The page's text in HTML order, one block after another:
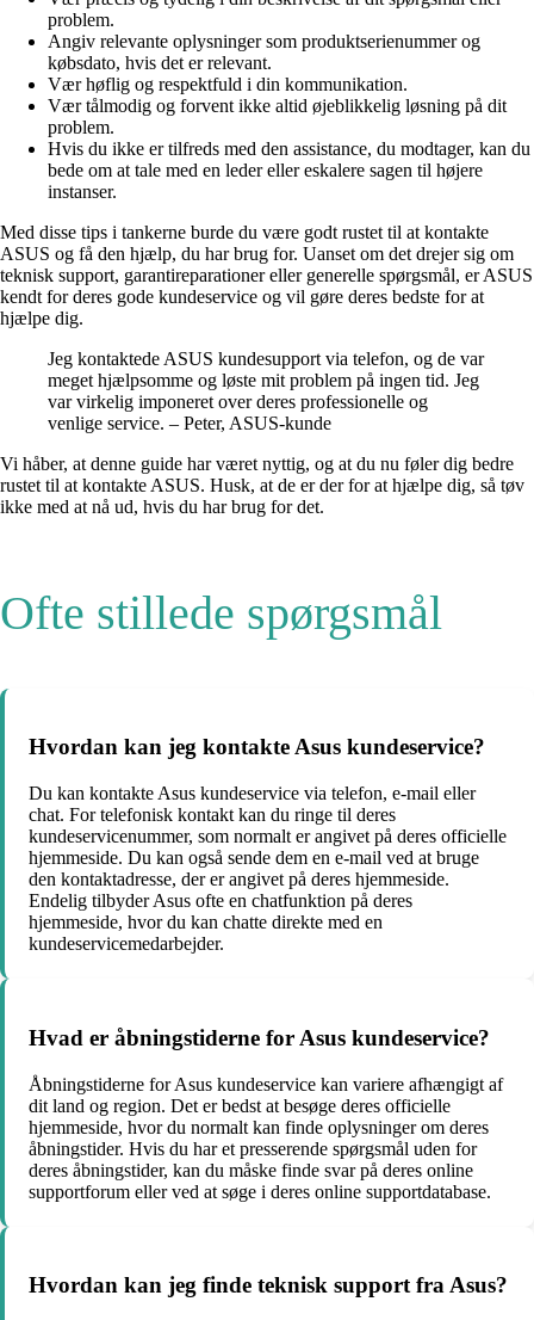
problem.
Angiv relevante oplysninger som produktserienummer og
købsdato, hvis det er relevant.
Vær høflig og respektfuld i din kommunikation.
Vær tålmodig og forvent ikke altid øjeblikkelig løsning på dit
problem.
Hvis du ikke er tilfreds med den assistance, du modtager, kan du
bede om at tale med en leder eller eskalere sagen til højere
instanser.
Med disse tips i tankerne burde du være godt rustet til at kontakte
ASUS og få den hjælp, du har brug for. Uanset om det drejer sig om
teknisk support, garantireparationer eller generelle spørgsmål, er ASUS
kendt for deres gode kundeservice og vil gøre deres bedste for at
hjælpe dig.
Jeg kontaktede ASUS kundesupport via telefon, og de var
meget hjælpsomme og løste mit problem på ingen tid. Jeg
var virkelig imponeret over deres professionelle og
venlige service. – Peter, ASUS-kunde
Vi håber, at denne guide har været nyttig, og at du nu føler dig bedre
rustet til at kontakte ASUS. Husk, at de er der for at hjælpe dig, så tøv
ikke med at nå ud, hvis du har brug for det.
Ofte stillede spørgsmål
Hvordan kan jeg kontakte Asus kundeservice?
Du kan kontakte Asus kundeservice via telefon, e-mail eller
chat. For telefonisk kontakt kan du ringe til deres
kundeservicenummer, som normalt er angivet på deres officielle
hjemmeside. Du kan også sende dem en e-mail ved at bruge
den kontaktadresse, der er angivet på deres hjemmeside.
Endelig tilbyder Asus ofte en chatfunktion på deres
hjemmeside, hvor du kan chatte direkte med en
kundeservicemedarbejder.
Hvad er åbningstiderne for Asus kundeservice?
Åbningstiderne for Asus kundeservice kan variere afhængigt af
dit land og region. Det er bedst at besøge deres officielle
hjemmeside, hvor du normalt kan finde oplysninger om deres
åbningstider. Hvis du har et presserende spørgsmål uden for
deres åbningstider, kan du måske finde svar på deres online
supportforum eller ved at søge i deres online supportdatabase.
Hvordan kan jeg finde teknisk support fra Asus?